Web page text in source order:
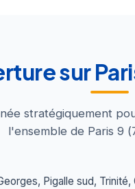
sur
stratégiquement
l'ensemble de Paris 9
Pigalle sud, Trinité,